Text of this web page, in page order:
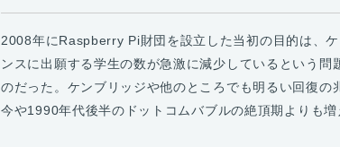
2008年にRaspberry Pi財団を設立した当初の目的は、
ンスに出願する学生の数が急激に減少しているという問
のだった。ケンブリッジや他のところでも明るい回復の
今や1990年代後半のドットコムバブルの絶頂期よりも増